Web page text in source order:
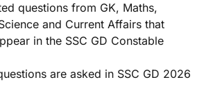
questions from GK, Maths,
and Current Affairs that
in the SSC GD Constable
are asked in SSC GD 2026